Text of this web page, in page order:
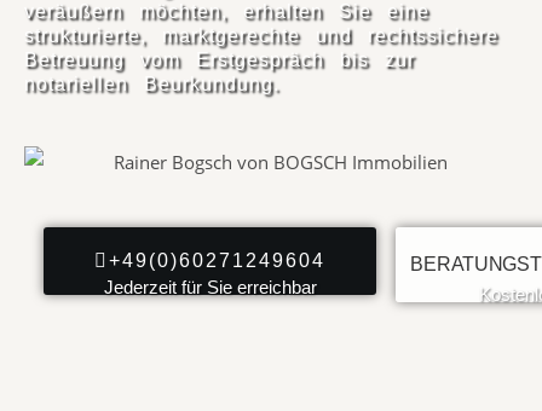
veräußern möchten, erhalten Sie eine
strukturierte, marktgerechte und rechtssichere
Betreuung vom Erstgespräch bis zur
notariellen Beurkundung.
+49(0)60271249604
Jederzeit für Sie erreichbar